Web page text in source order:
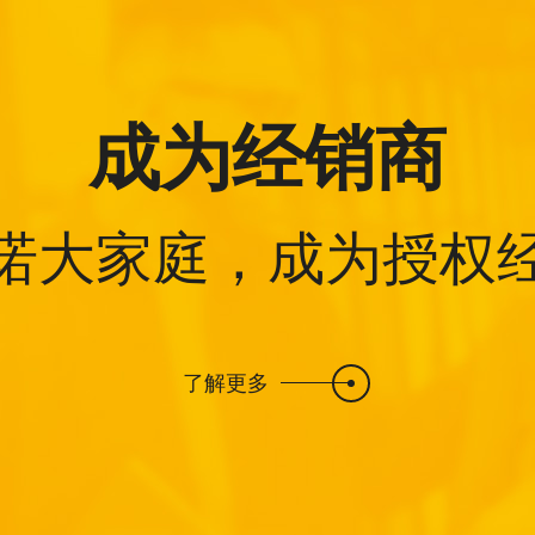
成为经销商
大家庭，成为授权
了解更多